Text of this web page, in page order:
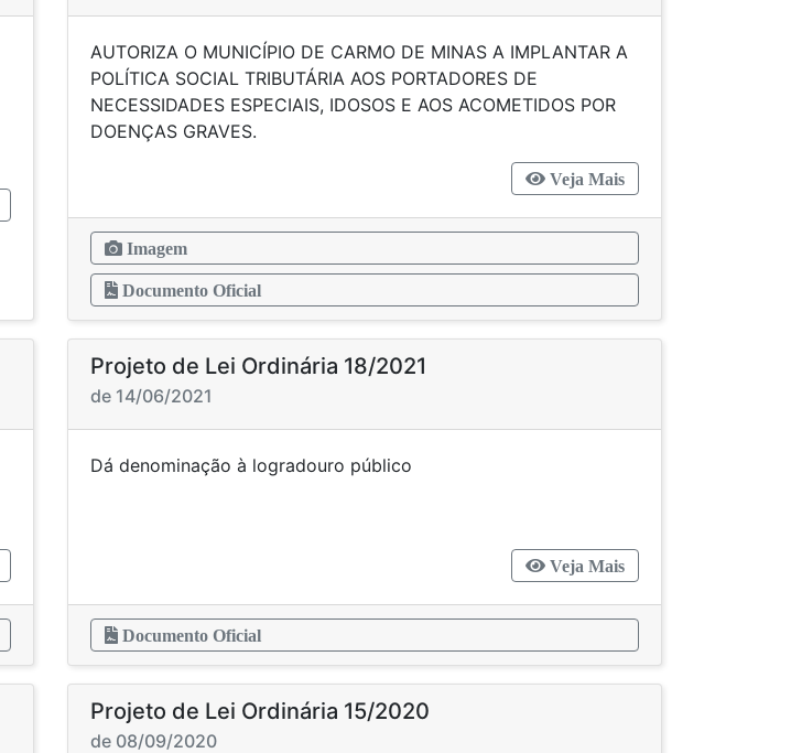
AUTORIZA O MUNICÍPIO DE CARMO DE MINAS A IMPLANTAR A
POLÍTICA SOCIAL TRIBUTÁRIA AOS PORTADORES DE
NECESSIDADES ESPECIAIS, IDOSOS E AOS ACOMETIDOS POR
DOENÇAS GRAVES.
Veja Mais
Imagem
Documento Oficial
Projeto de Lei Ordinária 18/2021
de 14/06/2021
Dá denominação à logradouro público
Veja Mais
Documento Oficial
Projeto de Lei Ordinária 15/2020
de 08/09/2020